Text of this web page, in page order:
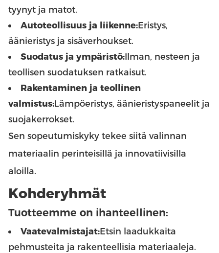
tyynyt ja matot.
Autoteollisuus ja liikenne:Eristys,
äänieristys ja sisäverhoukset.
Suodatus ja ympäristö:Ilman, nesteen ja
teollisen suodatuksen ratkaisut.
Rakentaminen ja teollinen
valmistus:Lämpöeristys, äänieristyspaneelit ja
suojakerrokset.
Sen sopeutumiskyky tekee siitä valinnan
materiaalin perinteisillä ja innovatiivisilla
aloilla.
Kohderyhmät
Tuotteemme on ihanteellinen:
Vaatevalmistajat:Etsin laadukkaita
pehmusteita ja rakenteellisia materiaaleja.